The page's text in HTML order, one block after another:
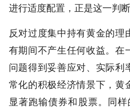
进行适度配置，正是这一判断
反对过度集中持有黄金的理
有期间不产生任何收益。在
问题得到妥善应对、实际利
常化的积极经济情景下，黄
显著跑输债券和股票。同